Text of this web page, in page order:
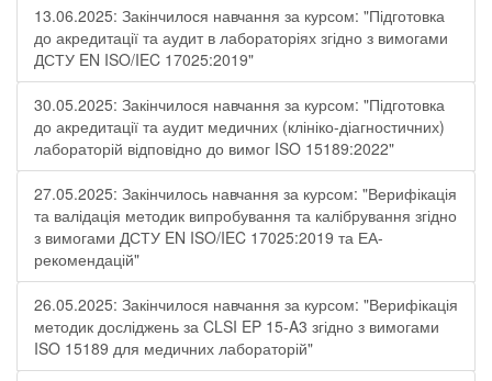
13.06.2025: Закінчилося навчання за курсом: "Підготовка
до акредитації та аудит в лабораторіях згідно з вимогами
ДСТУ EN ISO/IEC 17025:2019"
30.05.2025: Закінчилося навчання за курсом: "Підготовка
до акредитації та аудит медичних (клініко-діагностичних)
лабораторій відповідно до вимог ISO 15189:2022"
27.05.2025: Закінчилось навчання за курсом: "Верифікація
та валідація методик випробування та калібрування згідно
з вимогами ДСТУ EN ISO/IEC 17025:2019 та ЕА-
рекомендацій"
26.05.2025: Закінчилося навчання за курсом: "Верифікація
методик досліджень за CLSI EP 15-A3 згідно з вимогами
ISO 15189 для медичних лабораторій"